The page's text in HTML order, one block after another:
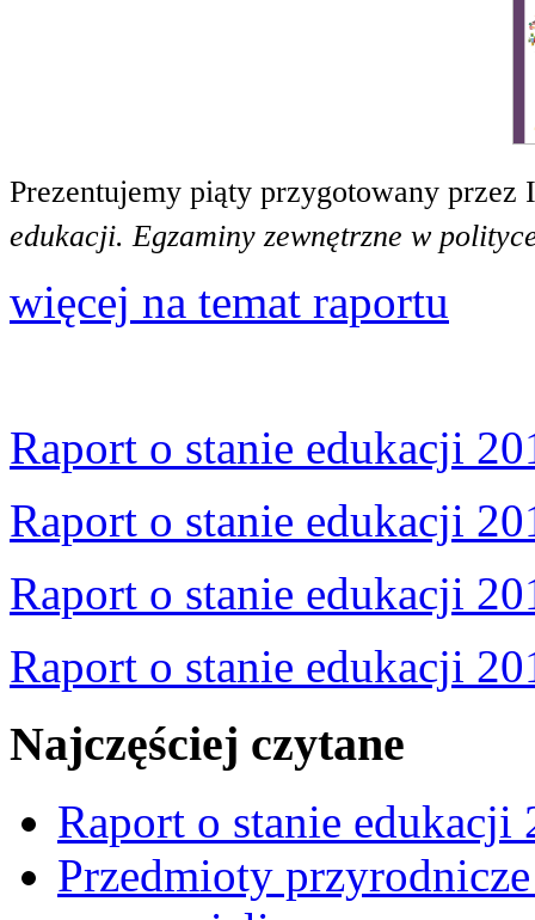
Prezentujemy piąty przygotowany
edukacji. Egzaminy zewnętrzne w
więcej na temat raportu
Raport o stanie edukacji
Raport o stanie edukacji
Raport o stanie edukacji
Raport o stanie edukacji
Najczęściej czytane
Raport o stanie edukacji
Przedmioty